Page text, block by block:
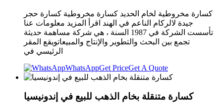
كسارة مخروطية لخام الحديد كسارة مخروطية كسارة حجر
جيدة لالركام الناعم في الهند اقرأ المزيد معلومات عنا
تأسست الشركة في 1987 السنة ، هي شركة مساهمة حديثة
تجمع بين البحث والتطوير والإنتاج والمبيعاتويقع المقر
الرئيسي في
WhatsAppGet PriceGet A Quote
كسارة متنقلة بخام الذهب للبيع في إندونيسيا